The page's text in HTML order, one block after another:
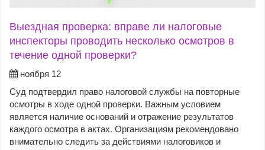
Выездная проверка: вправе ли налоговые
инспекторы проводить несколько осмотров в
течение одной проверки?
ноября 12
Суд подтвердил право налоговой службы на повторные
осмотры в ходе одной проверки. Важным условием
является наличие оснований и отражение результатов
каждого осмотра в актах. Организациям рекомендовано
внимательно следить за действиями налоговиков и